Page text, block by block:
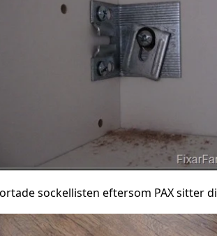
sockellisten eftersom PAX sitter